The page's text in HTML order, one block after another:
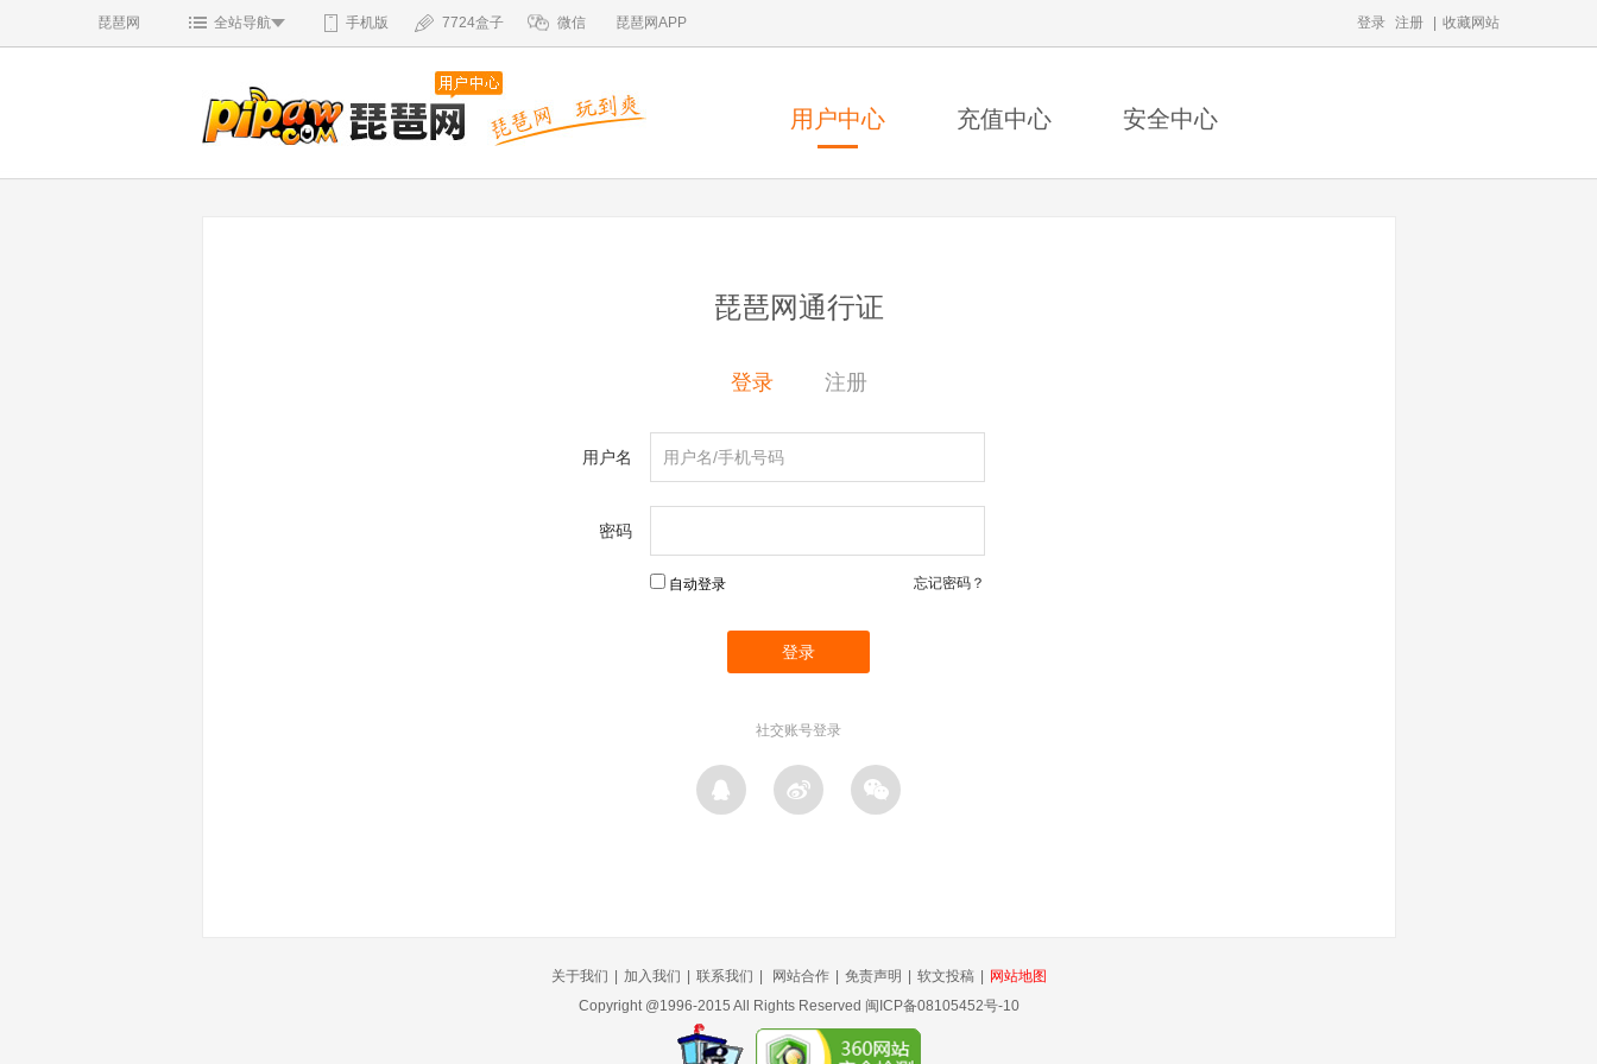
琵琶网 全站导航 手机版 微信 琵琶网APP
7724盒子 收藏网站
登录 注册
用户中心 充值中心 安全中心
琵琶网通行证
登录 注册
用户名
密码
自动登录 忘记密码？
社交账号登录
关于我们 加入我们 联系我们 网站合作 免责声明 软文投稿
网站地图
Copyright @1996-2015 All Rights Reserved 闽ICP备08105452号-10